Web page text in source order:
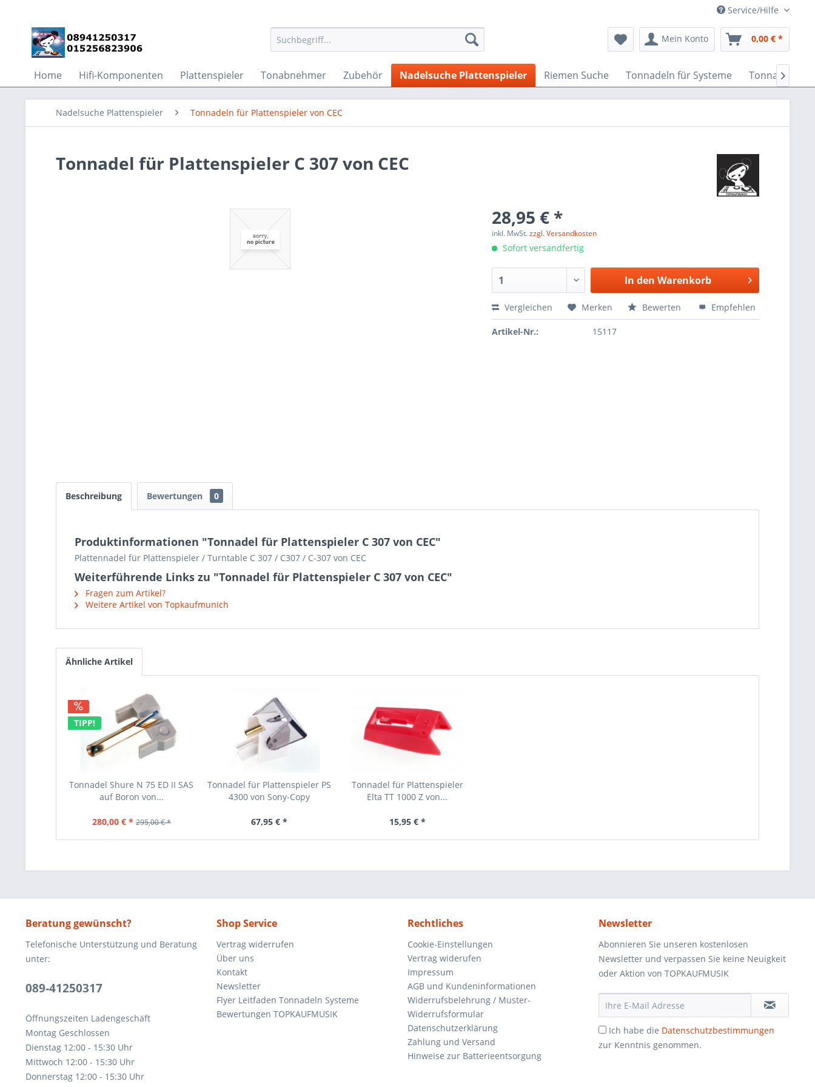
Service/Hilfe
Mein Konto 0,00 € *
Home Hifi-Komponenten Plattenspieler Tonabnehmer Zubehör Nadelsuche Plattenspieler Riemen Suche Tonnadeln für Systeme Tonnadeln

Nadelsuche Plattenspieler Tonnadeln für Plattenspieler von CEC
Tonnadel für Plattenspieler C 307 von CEC
28,95 € *
inkl. MwSt.zzgl. Versandkosten
Sofort versandfertig
In den Warenkorb
Vergleichen Merken Bewerten Empfehlen
Artikel-Nr.: 15117
Beschreibung Bewertungen 0
Produktinformationen "Tonnadel für Plattenspieler C 307 von CEC"
Plattennadel für Plattenspieler / Turntable C 307 / C307 / C-307 von CEC
Weiterführende Links zu "Tonnadel für Plattenspieler C 307 von CEC"
Fragen zum Artikel?
Weitere Artikel von Topkaufmunich
Ähnliche Artikel
TIPP!
Tonnadel Shure N 75 ED II SAS
auf Boron von...
280,00 € * 295,00 € *
Tonnadel für Plattenspieler PS
4300 von Sony-Copy
67,95 € *
Tonnadel für Plattenspieler
Elta TT 1000 Z von...
15,95 € *
Beratung gewünscht?
Telefonische Unterstützung und Beratung
unter:
089-41250317
Öffnungszeiten Ladengeschäft
Montag Geschlossen
Dienstag 12:00 - 15:30 Uhr
Mittwoch 12:00 - 15:30 Uhr
Donnerstag 12:00 - 15:30 Uhr
Shop Service
Vertrag widerrufen
Über uns
Kontakt
Newsletter
Flyer Leitfaden Tonnadeln Systeme
Bewertungen TOPKAUFMUSIK
Rechtliches
Cookie-Einstellungen
Vertrag widerufen
Impressum
AGB und Kundeninformationen
Widerrufsbelehrung / Muster-
Widerrufsformular
Datenschutzerklärung
Zahlung und Versand
Hinweise zur Batterieentsorgung
Newsletter
Abonnieren Sie unseren kostenlosen
Newsletter und verpassen Sie keine Neuigkeit
oder Aktion von TOPKAUFMUSIK
Ich habe die Datenschutzbestimmungen
zur Kenntnis genommen.